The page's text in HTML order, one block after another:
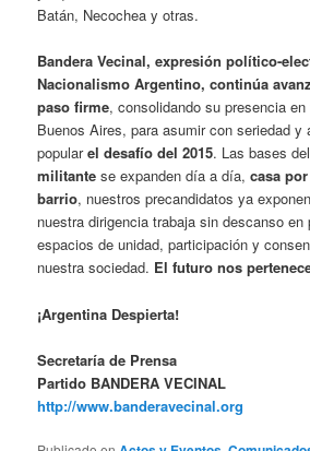
Batán, Necochea y otras.
Bandera Vecinal, expresión político-
Nacionalismo Argentino, continúa
paso firme, consolidando su presencia
Buenos Aires, para asumir con seriedad y
popularel desafío del 2015. Las bases
militante se expanden día a día,casa
barrio, nuestros precandidatos ya
nuestra dirigencia trabaja sin descanso en
espacios de unidad, participación y
nuestra sociedad. El futuro nos
¡Argentina Despierta!
Secretaría de Prensa
Partido BANDERA VECINAL
http://www.banderavecinal.org